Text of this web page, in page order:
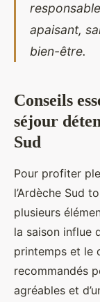
apaisant,
bien-être.
Conseils
séjour
Sud
Pour profiter
l’Ardèche Sud
plusieurs
la saison influe
printemps et le
recommandés
agréables et